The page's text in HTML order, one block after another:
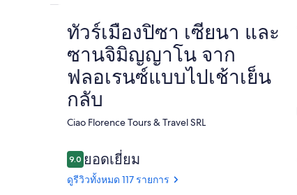
ทัวร์เมืองปิซา เซียนา และ
ซานจิมิญญาโน จาก
ฟลอเรนซ์แบบไปเช้าเย็น
กลับ
Ciao Florence Tours & Travel SRL​
รีวิว
9.09.0 จาก 10
ยอดเยี่ยม
ดูรีวิวทั้งหมด 117 รายการ